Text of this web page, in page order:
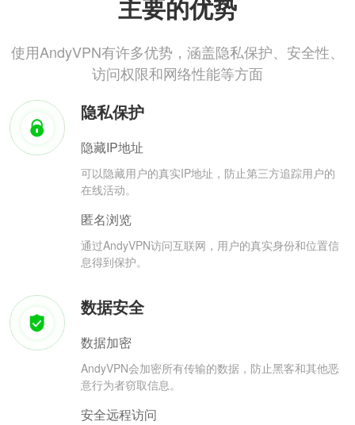
主要的优势
使用AndyVPN有许多优势，涵盖隐私保护、安全性、
访问权限和网络性能等方面
隐私保护
隐藏IP地址
可以隐藏用户的真实IP地址，防止第三方追踪用户的
在线活动。
匿名浏览
通过AndyVPN访问互联网，用户的真实身份和位置信
息得到保护。
数据安全
数据加密
AndyVPN会加密所有传输的数据，防止黑客和其他恶
意行为者窃取信息。
安全远程访问